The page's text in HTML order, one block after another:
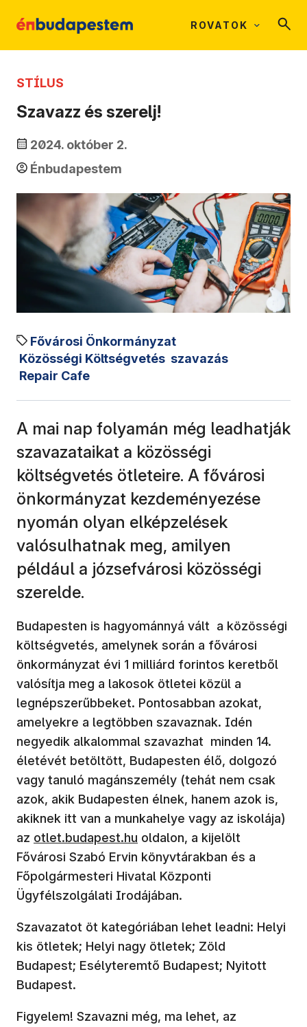
ROVATOK
STÍLUS
Szavazz és szerelj!
2024. október 2.
Énbudapestem
Fővárosi Önkormányzat
Közösségi Költségvetés szavazás
Repair Cafe
A mai nap folyamán még leadhatják
szavazataikat a közösségi
költségvetés ötleteire. A fővárosi
önkormányzat kezdeményezése
nyomán olyan elképzelések
valósulhatnak meg, amilyen
például a józsefvárosi közösségi
szerelde.
Budapesten is hagyománnyá vált a közösségi
költségvetés, amelynek során a fővárosi
önkormányzat évi 1 milliárd forintos keretből
valósítja meg a lakosok ötletei közül a
legnépszerűbbeket. Pontosabban azokat,
amelyekre a legtöbben szavaznak. Idén
negyedik alkalommal szavazhat minden 14.
életévét betöltött, Budapesten élő, dolgozó
vagy tanuló magánszemély (tehát nem csak
azok, akik Budapesten élnek, hanem azok is,
akiknek itt van a munkahelye vagy az iskolája)
az (új ablakban nyílik meg)
otlet.budapest.hu oldalon, a kijelölt
Fővárosi Szabó Ervin könyvtárakban és a
Főpolgármesteri Hivatal Központi
Ügyfélszolgálati Irodájában.
Szavazatot öt kategóriában lehet leadni: Helyi
kis ötletek; Helyi nagy ötletek; Zöld
Budapest; Esélyteremtő Budapest; Nyitott
Budapest.
Figyelem! Szavazni még, ma lehet, az